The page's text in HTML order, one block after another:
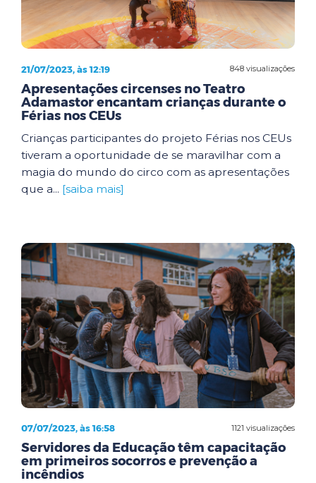
848 visualizações
21/07/2023, às 12:19
Apresentações circenses no Teatro
Adamastor encantam crianças durante o
Férias nos CEUs
Crianças participantes do projeto Férias nos CEUs
tiveram a oportunidade de se maravilhar com a
magia do mundo do circo com as apresentações
que a... [saiba mais]
1121 visualizações
07/07/2023, às 16:58
Servidores da Educação têm capacitação
em primeiros socorros e prevenção a
incêndios